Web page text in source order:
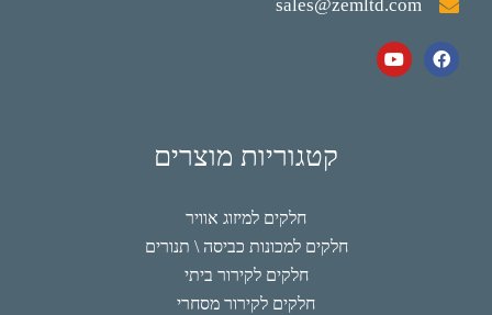
sales@zemltd.com
קטגוריות מוצרים
חלקים למיזוג אוויר
חלקים למכונות כביסה \ תנורים
חלקים לקירור ביתי
חלקים לקירור מסחרי